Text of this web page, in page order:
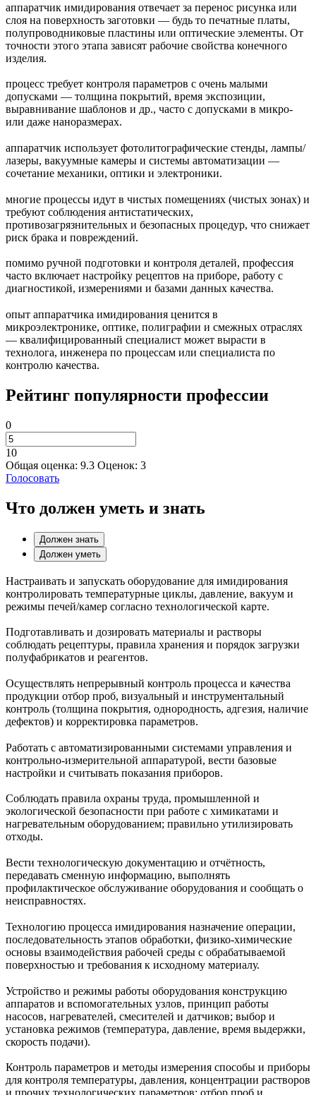
аппаратчик имидирования отвечает за перенос рисунка или
слоя на поверхность заготовки — будь то печатные платы,
полупроводниковые пластины или оптические элементы. От
точности этого этапа зависят рабочие свойства конечного
изделия.
процесс требует контроля параметров с очень малыми
допусками — толщина покрытий, время экспозиции,
выравнивание шаблонов и др., часто с допусками в микро-
или даже наноразмерах.
аппаратчик использует фотолитографические стенды, лампы/
лазеры, вакуумные камеры и системы автоматизации —
сочетание механики, оптики и электроники.
многие процессы идут в чистых помещениях (чистых зонах) и
требуют соблюдения антистатических,
противозагрязнительных и безопасных процедур, что снижает
риск брака и повреждений.
помимо ручной подготовки и контроля деталей, профессия
часто включает настройку рецептов на приборе, работу с
диагностикой, измерениями и базами данных качества.
опыт аппаратчика имидирования ценится в
микроэлектронике, оптике, полиграфии и смежных отраслях
— квалифицированный специалист может вырасти в
технолога, инженера по процессам или специалиста по
контролю качества.
Рейтинг популярности профессии
0
10
Общая оценка: 9.3 Оценок: 3
Голосовать
Что должен уметь и знать
Должен знать
Должен уметь
Настраивать и запускать оборудование для имидирования
контролировать температурные циклы, давление, вакуум и
режимы печей/камер согласно технологической карте.
Подготавливать и дозировать материалы и растворы
соблюдать рецептуры, правила хранения и порядок загрузки
полуфабрикатов и реагентов.
Осуществлять непрерывный контроль процесса и качества
продукции отбор проб, визуальный и инструментальный
контроль (толщина покрытия, однородность, адгезия, наличие
дефектов) и корректировка параметров.
Работать с автоматизированными системами управления и
контрольно-измерительной аппаратурой, вести базовые
настройки и считывать показания приборов.
Соблюдать правила охраны труда, промышленной и
экологической безопасности при работе с химикатами и
нагревательным оборудованием; правильно утилизировать
отходы.
Вести технологическую документацию и отчётность,
передавать сменную информацию, выполнять
профилактическое обслуживание оборудования и сообщать о
неисправностях.
Технологию процесса имидирования назначение операции,
последовательность этапов обработки, физико‑химические
основы взаимодействия рабочей среды с обрабатываемой
поверхностью и требования к исходному материалу.
Устройство и режимы работы оборудования конструкцию
аппаратов и вспомогательных узлов, принцип работы
насосов, нагревателей, смесителей и датчиков; выбор и
установка режимов (температура, давление, время выдержки,
скорость подачи).
Контроль параметров и методы измерения способы и приборы
для контроля температуры, давления, концентрации растворов